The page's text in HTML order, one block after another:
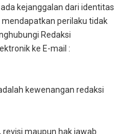
kejanggalan dari identitas
perilaku tidak
Redaksi
ke E-mail :
kewenangan redaksi
maupun hak jawab